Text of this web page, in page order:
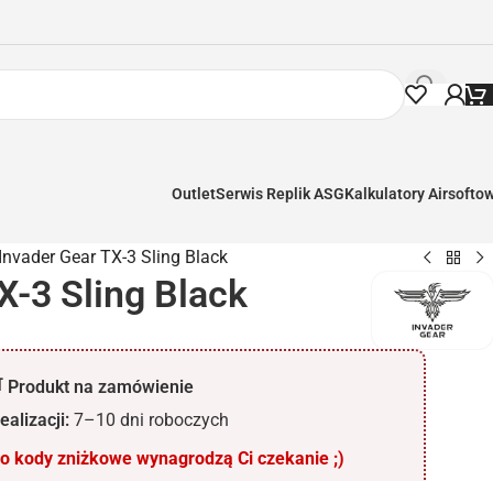
OutletSerwis Replik ASGKalkulatory
Invader Gear TX-3 Sling Black
3 Sling Black
Produkt na zamówienie
7–10 dni roboczych
kody zniżkowe wynagrodzą Ci czekanie ;)